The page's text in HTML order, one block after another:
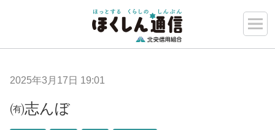
2025年3月17日 19:01
㈲志んぼ